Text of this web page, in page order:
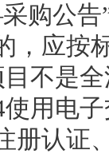
购公告
，应按
不是
用电
册认